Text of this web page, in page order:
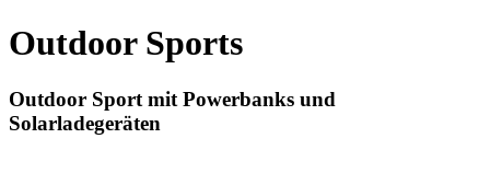
Outdoor Sports
Outdoor Sport mit Powerbanks und
Solarladegeräten